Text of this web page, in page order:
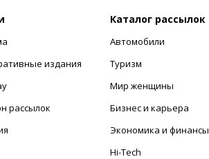
издания
рассылок
Каталог рассылок
Автомобили
Туризм
Мир женщины
Бизнес и карьера
Экономика и финансы
Hi-Tech